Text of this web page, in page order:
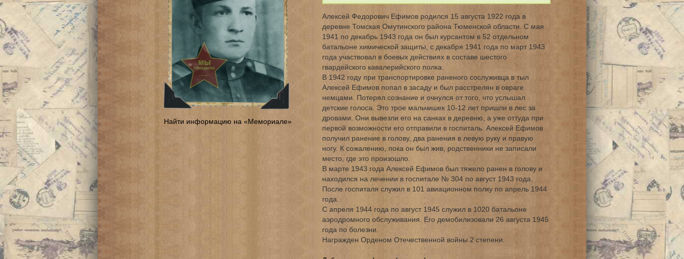
Найти информацию на «Мемориале»
Алексей Федорович Ефимов родился 15 августа 1922 года в
деревне Томская Омутинского района Тюменской области. С мая
1941 по декабрь 1943 года он был курсантом в 52 отдельном
батальоне химической защиты, с декабря 1941 года по март 1943
года участвовал в боевых действиях в составе шестого
гвардейского кавалерийского полка.
В 1942 году при транспортировке раненого сослуживца в тыл
Алексей Ефимов попал в засаду и был расстрелян в овраге
немцами. Потерял сознание и очнулся от того, что услышал
детские голоса. Это трое мальчишек 10-12 лет пришли в лес за
дровами. Они вывезли его на санках в деревню, а уже оттуда при
первой возможности его отправили в госпиталь. Алексей Ефимов
получил ранение в голову, два ранения в левую руку и правую
ногу. К сожалению, пока он был жив, родственники не записали
место, где это произошло.
В марте 1943 года Алексей Ефимов был тяжело ранен в голову и
находился на лечении в госпитале № 304 по август 1943 года.
После госпиталя служил в 101 авиационном полку по апрель 1944
года.
С апреля 1944 года по август 1945 служил в 1020 батальоне
аэродромного обслуживания. Его демобилизовали 26 августа 1945
года по болезни.
Награжден Орденом Отечественной войны 2 степени.